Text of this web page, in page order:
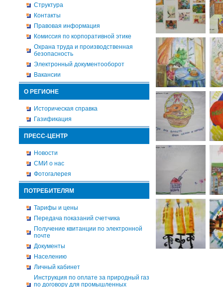
Структура
Контакты
Правовая информация
Комиссия по корпоративной этике
Охрана труда и производственная
безопасность
Электронный документооборот
Вакансии
О РЕГИОНЕ
Историческая справка
Газификация
ПРЕСС-ЦЕНТР
Новости
СМИ о нас
Фотогалерея
ПОТРЕБИТЕЛЯМ
Тарифы и цены
Передача показаний счетчика
Получение квитанции по электронной
почте
Документы
Населению
Личный кабинет
Инструкция по оплате за природный газ
по договору для промышленных